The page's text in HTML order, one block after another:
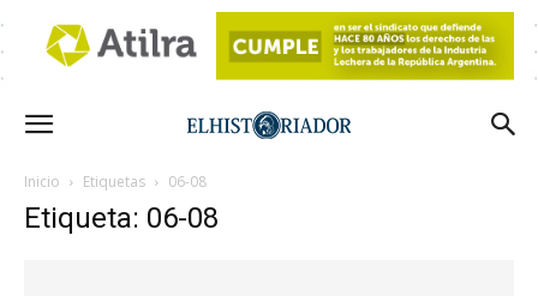
Inicio Etiquetas 06-08
Etiqueta: 06-08